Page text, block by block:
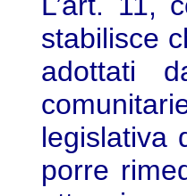
stabilisce
adottati
legislativa
porre